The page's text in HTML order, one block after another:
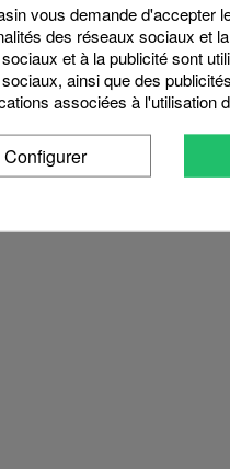
vous demande d'accepter
des réseaux sociaux et
et à la publicité sont
ainsi que des
associées à l'utilisation
Configurer